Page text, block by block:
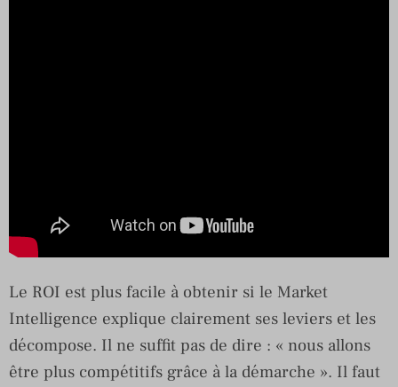
Le ROI est plus facile à obtenir si le Market
Intelligence explique clairement ses leviers et les
décompose. Il ne suffit pas de dire : « nous allons
être plus compétitifs grâce à la démarche ». Il faut